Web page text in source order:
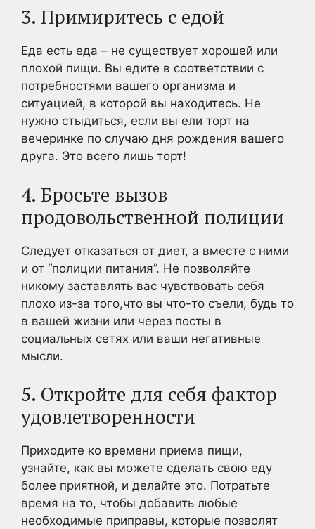
3. Примиритесь с едой
Еда есть еда – не существует хорошей или
плохой пищи. Вы едите в соответствии с
потребностями вашего организма и
ситуацией, в которой вы находитесь. Не
нужно стыдиться, если вы ели торт на
вечеринке по случаю дня рождения вашего
друга. Это всего лишь торт!
4. Бросьте вызов
продовольственной полиции
Следует отказаться от диет, а вместе с ними
и от “полиции питания”. Не позволяйте
никому заставлять вас чувствовать себя
плохо из-за того,что вы что-то съели, будь то
в вашей жизни или через посты в
социальных сетях или ваши негативные
мысли.
5. Откройте для себя фактор
удовлетворенности
Приходите ко времени приема пищи,
узнайте, как вы можете сделать свою еду
более приятной, и делайте это. Потратьте
время на то, чтобы добавить любые
необходимые приправы, которые позволят